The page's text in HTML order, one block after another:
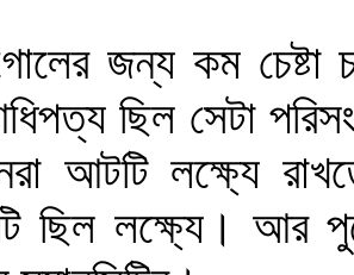
জন্য কম চেষ্টা
ছিল সেটা
আটটি লক্ষ্যে
ছিল লক্ষ্যে। আর